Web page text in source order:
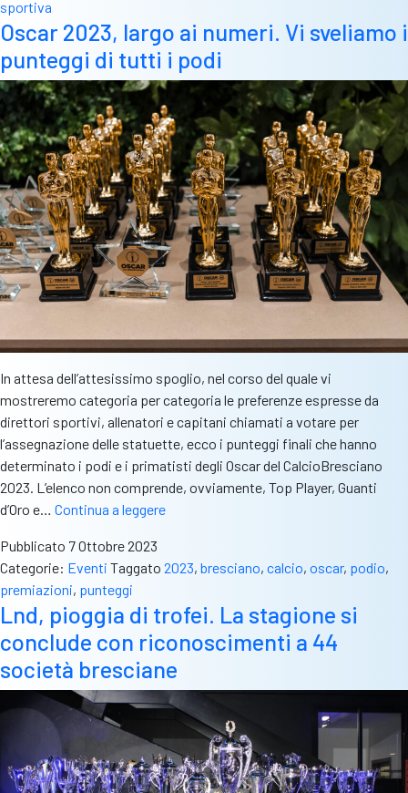
maggio
in
piazzale
Arnaldo
la
festa
di
fine
stagione
del
Calcio
Bresciano
sportiva
Oscar 2023, largo ai numeri. Vi sveliamo i
punteggi di tutti i podi
In attesa dell’attesissimo spoglio, nel corso del quale vi
mostreremo categoria per categoria le preferenze espresse da
direttori sportivi, allenatori e capitani chiamati a votare per
l’assegnazione delle statuette, ecco i punteggi finali che hanno
determinato i podi e i primatisti degli Oscar del CalcioBresciano
2023. L’elenco non comprende, ovviamente, Top Player, Guanti
d’Oro e… Continua a leggereOscar
ai
Vi
sveliamo
punteggi
di
tutti
i
podi
Pubblicato 7 Ottobre 2023
Categorie: Eventi Taggato 2023, bresciano, calcio, oscar, podio,
premiazioni, punteggi
Lnd, pioggia di trofei. La stagione si
conclude con riconoscimenti a 44
società bresciane